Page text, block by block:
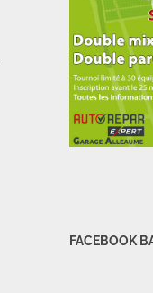
FACEBOOK